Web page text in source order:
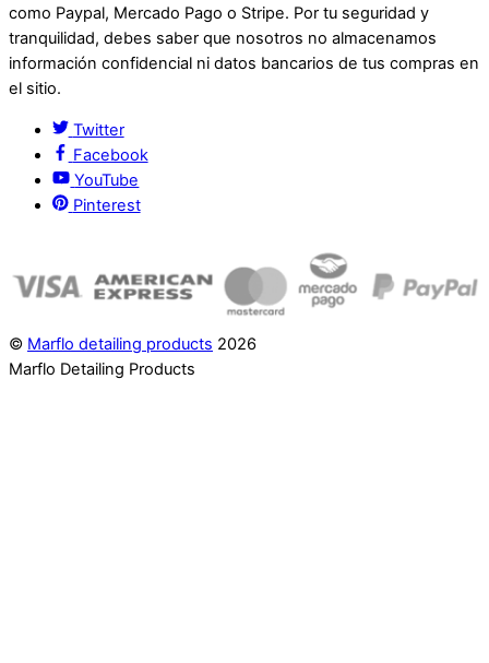
como Paypal, Mercado Pago o Stripe. Por tu seguridad y
tranquilidad, debes saber que nosotros no almacenamos
información confidencial ni datos bancarios de tus compras en
el sitio.
Twitter
Facebook
YouTube
Pinterest
© Marflo detailing products 2026
Marflo Detailing Products